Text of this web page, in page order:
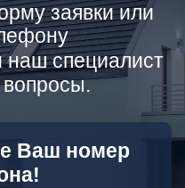
заявки или
специалист
Ваш номер